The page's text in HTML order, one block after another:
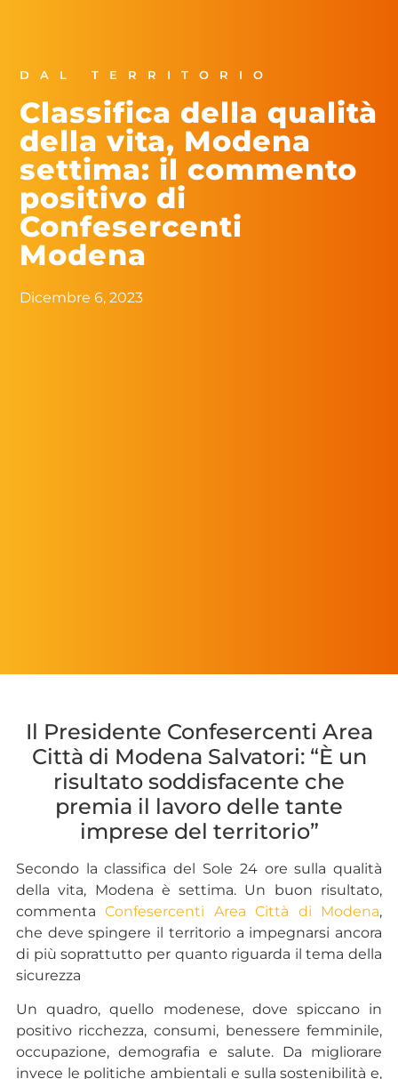
DAL TERRITORIO
Classifica della qualità
della vita, Modena
settima: il commento
positivo di
Confesercenti
Modena
Dicembre 6, 2023
Il Presidente Confesercenti Area
Città di Modena Salvatori: “È un
risultato soddisfacente che
premia il lavoro delle tante
imprese del territorio”
Secondo la classifica del Sole 24 ore sulla qualità
della vita, Modena è settima. Un buon risultato,
commentaConfesercenti Area Città di Modena,
che deve spingere il territorio a impegnarsi ancora
di più soprattutto per quanto riguarda il tema della
sicurezza
Un quadro, quello modenese, dove spiccano in
positivo ricchezza, consumi, benessere femminile,
occupazione, demografia e salute. Da migliorare
invece le politiche ambientali e sulla sostenibilità e,